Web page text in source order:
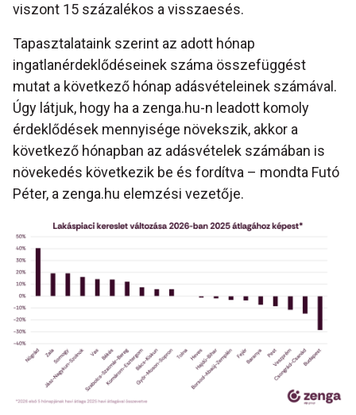
viszont 15 százalékos a visszaesés.
Tapasztalataink szerint az adott hónap
ingatlanérdeklődéseinek száma összefüggést
mutat a következő hónap adásvételeinek számával.
Úgy látjuk, hogy ha a zenga.hu-n leadott komoly
érdeklődések mennyisége növekszik, akkor a
következő hónapban az adásvételek számában is
növekedés következik be és fordítva – mondta Futó
Péter, a zenga.hu elemzési vezetője.